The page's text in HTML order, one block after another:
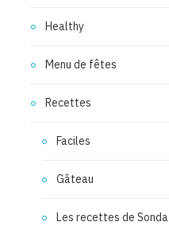
Healthy
Menu de fêtes
Recettes
Faciles
Gâteau
Les recettes de Sonda